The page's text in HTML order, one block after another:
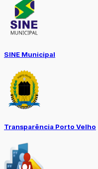
SINE Municipal
Transparência Porto Velho